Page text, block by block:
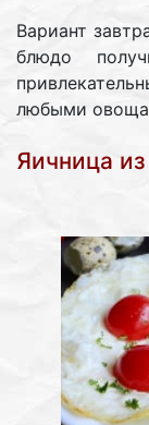
Вариант
блюдо
любыми
Яичница